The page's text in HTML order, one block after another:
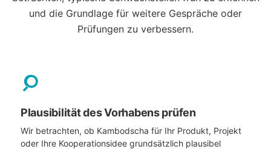
und die Grundlage für weitere Gespräche oder
Prüfungen zu verbessern.
Plausibilität des Vorhabens prüfen
Wir betrachten, ob Kambodscha für Ihr Produkt, Projekt
oder Ihre Kooperationsidee grundsätzlich plausibel